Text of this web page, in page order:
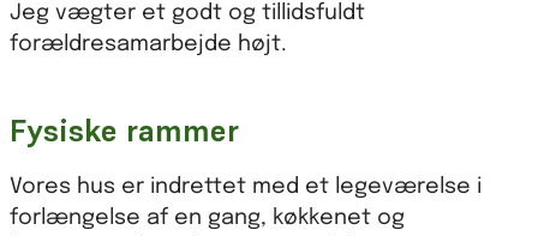
Jeg vægter et godt og tillidsfuldt
forældresamarbejde højt.
Fysiske rammer
Vores hus er indrettet med et legeværelse i
forlængelse af en gang, køkkenet og